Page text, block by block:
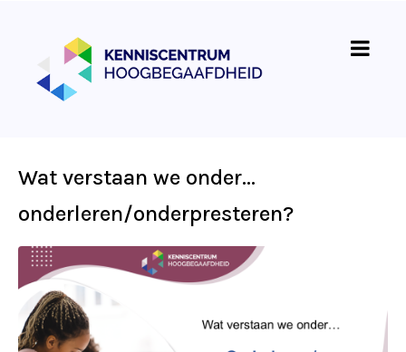
Wat verstaan we onder…
onderleren/onderpresteren?